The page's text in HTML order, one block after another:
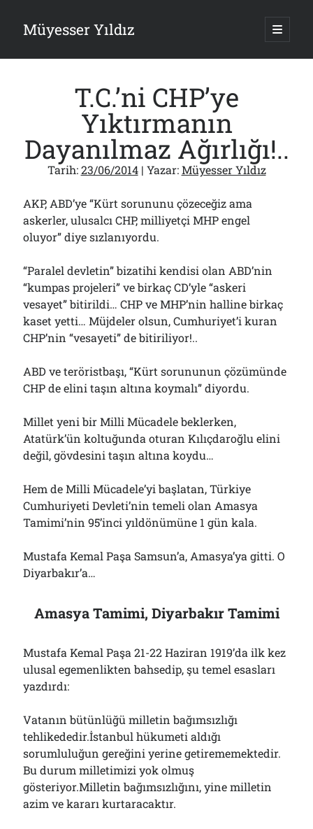
Müyesser Yıldız ana
Yan
Menü
Son Yazılar
Gazi’den Milletvekillerine Kurşun Gibi Sözler!..
Türkiye 2.0’a Gidiş!..
05/08/2026
15 Temmuz Soruları… Nasuh Mahruki’nin “Suçu”!..
Er Gaziler 20 Gün Sonra Gelen MSB Heyetine Böyle İsyan Etti:“Bizi
Teröristlere G……yle Güldürdünüz”
01/08/2026
Papazın “Komutanı” Ayasofya ve Patrikhane İçin ABD’yi Göreve
Çağırdı!..
31/07/2026
Arşivler
T.C.’ni CHP’ye
Yıktırmanın
Dayanılmaz Ağırlığı!..
Tarih:23/06/2014| Yazar:Müyesser Yıldız
AKP, ABD’ye “Kürt sorununu çözeceğiz ama
askerler, ulusalcı CHP, milliyetçi MHP engel
oluyor” diye sızlanıyordu.
“Paralel devletin” bizatihi kendisi olan ABD’nin
“kumpas projeleri” ve birkaç CD’yle “askeri
vesayet” bitirildi… CHP ve MHP’nin halline birkaç
kaset yetti… Müjdeler olsun, Cumhuriyet’i kuran
CHP’nin “vesayeti” de bitiriliyor!..
ABD ve teröristbaşı, “Kürt sorununun çözümünde
CHP de elini taşın altına koymalı” diyordu.
Millet yeni bir Milli Mücadele beklerken,
Atatürk’ün koltuğunda oturan Kılıçdaroğlu elini
değil, gövdesini taşın altına koydu…
Hem de Milli Mücadele’yi başlatan, Türkiye
Cumhuriyeti Devleti’nin temeli olan Amasya
Tamimi’nin 95’inci yıldönümüne 1 gün kala.
Mustafa Kemal Paşa Samsun’a, Amasya’ya gitti. O
Diyarbakır’a…
Amasya Tamimi, Diyarbakır Tamimi
Mustafa Kemal Paşa 21-22 Haziran 1919’da ilk kez
ulusal egemenlikten bahsedip, şu temel esasları
yazdırdı:
Vatanın bütünlüğü milletin bağımsızlığı
tehlikededir.İstanbul hükumeti aldığı
sorumluluğun gereğini yerine getirememektedir.
Bu durum milletimizi yok olmuş
gösteriyor.Milletin bağımsızlığını, yine milletin
azim ve kararı kurtaracaktır.